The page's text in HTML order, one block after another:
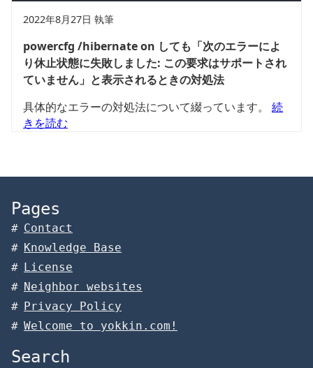
2022年8月27日 執筆
powercfg /hibernate on しても「次のエラーによ
り休止状態に失敗しました: この要求はサポートされ
ていません」と表示されるときの対処法
具体的なエラーの対処法について綴っています。 続
きを読む
Pages
Contact
Knowledge Base
License
Neighbor websites
Privacy Policy
Welcome to yokkin.com!
Search